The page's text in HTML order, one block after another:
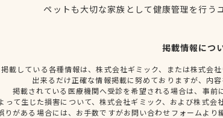
ペットも大切な家族として健康管理を行う
掲載情報につ
掲載している各種情報は、株式会社ギミック、または株式会
出来るだけ正確な情報掲載に努めておりますが、内
掲載されている医療機関へ受診を希望される場合は、事
って生じた損害について、株式会社ギミック、および株式
りがある場合には、お手数ですがお問い合わせフォームよ